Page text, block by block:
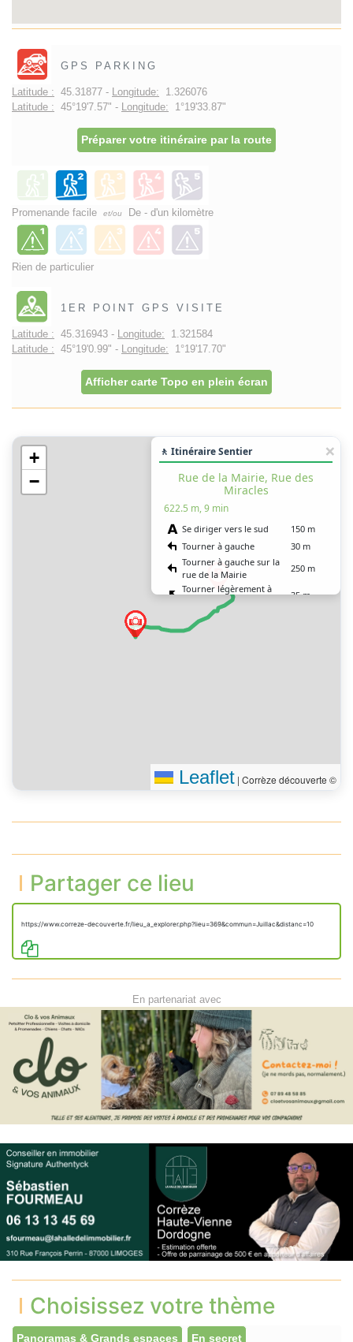
GPS PARKING
Latitude : 45.31877 - Longitude: 1.326076
Latitude : 45°19'7.57" - Longitude: 1°19'33.87"
Préparer votre itinéraire par la route
Promenande facile et/ou De - d'un kilomètre
Rien de particulier
1ER POINT GPS VISITE
Latitude : 45.316943 - Longitude: 1.321584
Latitude : 45°19'0.99" - Longitude: 1°19'17.70"
Afficher carte Topo en plein écran
+
−
🚶 Itinéraire Sentier
Rue de la Mairie, Rue des
Miracles
622.5 m, 9 min
Se diriger vers le sud
150 m
Tourner à gauche
30 m
Tourner à gauche sur la
rue de la Mairie
250 m
Tourner légèrement à
35 m
Tenir la gauche à
l’embranchement
Leaflet | Corrèze découverte ©
Partager ce lieu
https://www.correze-decouverte.fr/lieu_a_explorer.php?lieu=369&commun=Juillac&distanc=10
En partenariat avec
Choisissez votre thème
Panoramas & Grands espaces En secret